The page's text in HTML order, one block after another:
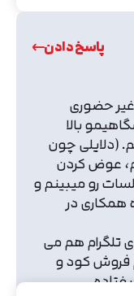
پاسخ دادن
غیر حضوری
بالا
جلسه ۵ ام هستم. (دلایلی چون
عوض کردن
رو میبینم و
همکاری در
تلگرام هم می
فروش کود و